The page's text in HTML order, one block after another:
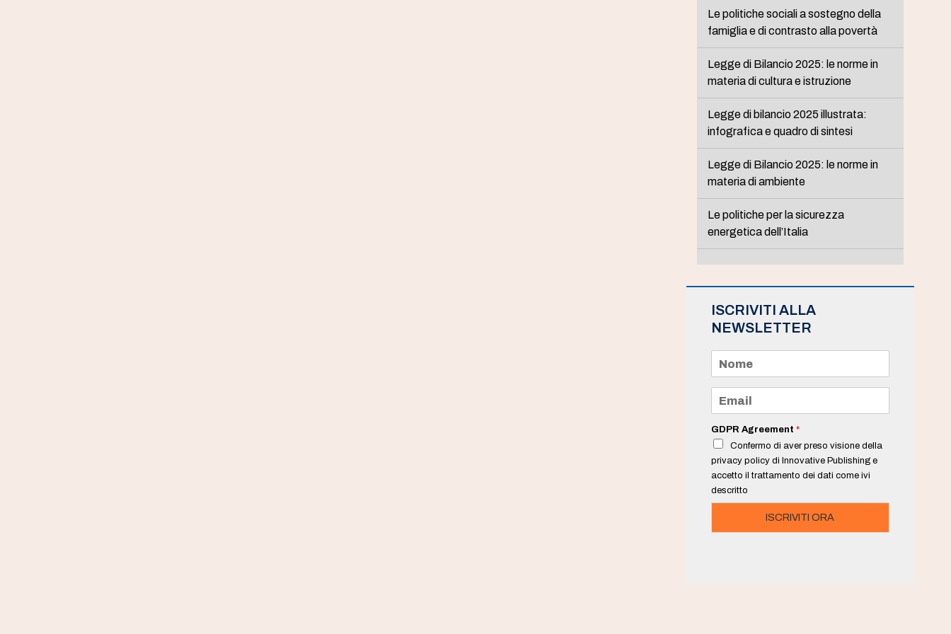
Le politiche sociali a sostegno della
famiglia e di contrasto alla povertà
Legge di Bilancio 2025: le norme in
materia di cultura e istruzione
Legge di bilancio 2025 illustrata:
infografica e quadro di sintesi
Legge di Bilancio 2025: le norme in
materia di ambiente
Le politiche per la sicurezza
energetica dell’Italia
ISCRIVITI ALLA
NEWSLETTER
m
e
a
i
*
GDPR Agreement *
Confermo di aver preso visione della
privacy policy di Innovative Publishing e
accetto il trattamento dei dati come ivi
descritto
ISCRIVITI ORA